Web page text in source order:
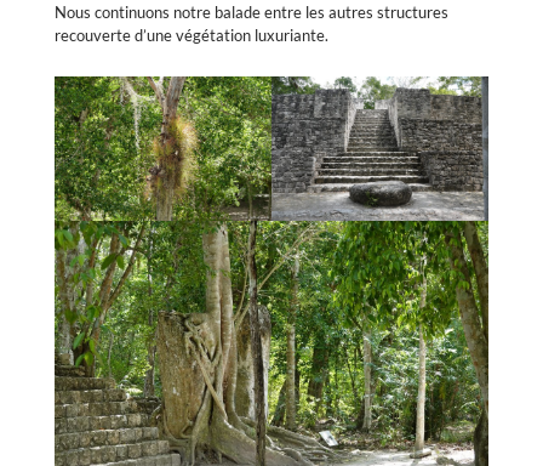
Nous continuons notre balade entre les autres structures
recouverte d’une végétation luxuriante.